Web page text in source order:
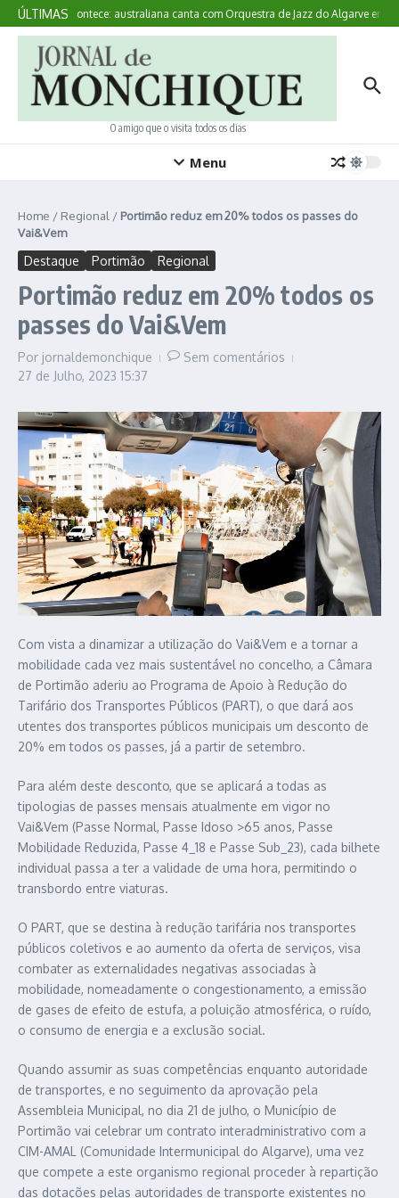
Ir para o conteúdo
ÚLTIMAS
Aqui Acontece: australiana canta com Orquestra de Jazz do Algarve em
O amigo que o visita todos os dias
Menu
Home / Regional / Portimão reduz em 20% todos os passes do
Vai&Vem
Destaque Portimão Regional
Portimão reduz em 20% todos os
passes do Vai&Vem
Por jornaldemonchique
Sem comentários
27 de Julho, 2023 15:37
Com vista a dinamizar a utilização do Vai&Vem e a tornar a
mobilidade cada vez mais sustentável no concelho, a Câmara
de Portimão aderiu ao Programa de Apoio à Redução do
Tarifário dos Transportes Públicos (PART), o que dará aos
utentes dos transportes públicos municipais um desconto de
20% em todos os passes, já a partir de setembro.
Para além deste desconto, que se aplicará a todas as
tipologias de passes mensais atualmente em vigor no
Vai&Vem (Passe Normal, Passe Idoso >65 anos, Passe
Mobilidade Reduzida, Passe 4_18 e Passe Sub_23), cada bilhete
individual passa a ter a validade de uma hora, permitindo o
transbordo entre viaturas.
O PART, que se destina à redução tarifária nos transportes
públicos coletivos e ao aumento da oferta de serviços, visa
combater as externalidades negativas associadas à
mobilidade, nomeadamente o congestionamento, a emissão
de gases de efeito de estufa, a poluição atmosférica, o ruído,
o consumo de energia e a exclusão social.
Quando assumir as suas competências enquanto autoridade
de transportes, e no seguimento da aprovação pela
Assembleia Municipal, no dia 21 de julho, o Município de
Portimão vai celebrar um contrato interadministrativo com a
CIM-AMAL (Comunidade Intermunicipal do Algarve), uma vez
que compete a este organismo regional proceder à repartição
das dotações pelas autoridades de transporte existentes no